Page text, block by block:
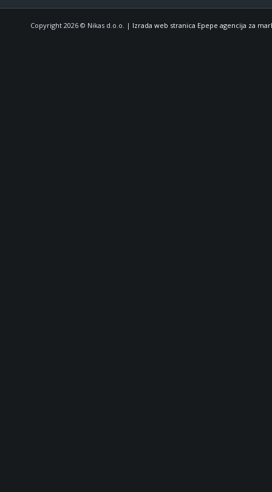
Copyright 2026 © Nikas d.o.o. | Izrada web stranica Epepe agencija za